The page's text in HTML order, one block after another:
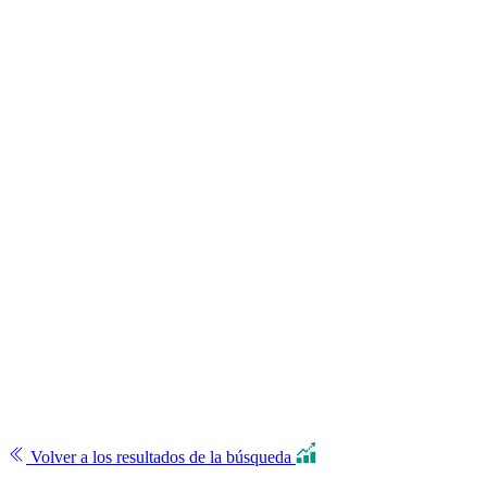
Volver a los resultados de la búsqueda